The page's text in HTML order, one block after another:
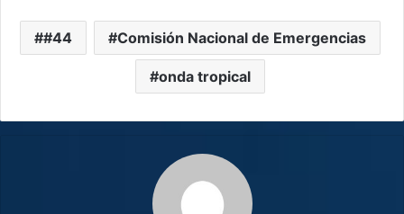
#44 Comisión Nacional de Emergencias
onda tropical